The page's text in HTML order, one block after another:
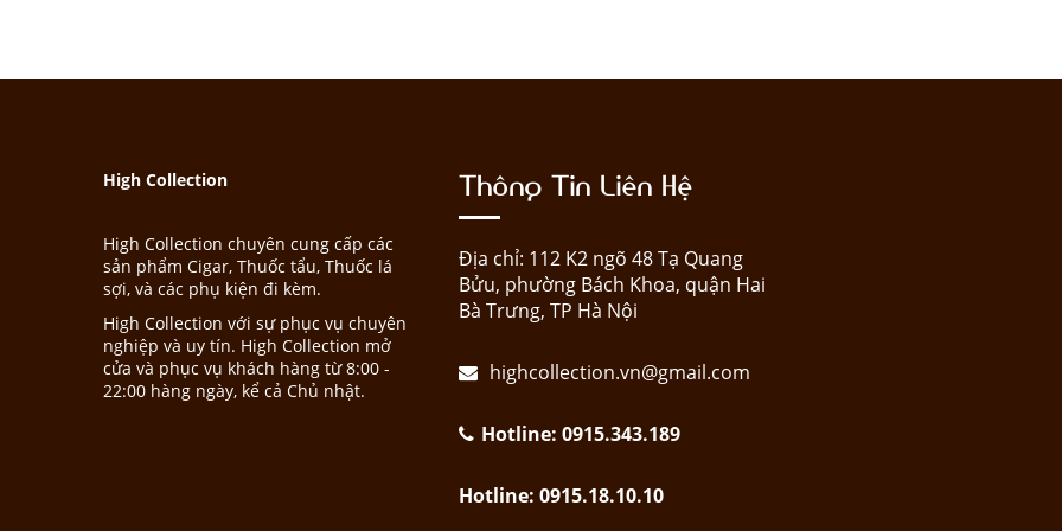
High Collection
High Collection chuyên cung cấp các
sản phẩm Cigar, Thuốc tẩu, Thuốc lá
sợi, và các phụ kiện đi kèm.
High Collection với sự phục vụ chuyên
nghiệp và uy tín. High Collection mở
cửa và phục vụ khách hàng từ 8:00 -
22:00 hàng ngày, kể cả Chủ nhật.
Thông Tin Liên Hệ
Địa chỉ: 112 K2 ngõ 48 Tạ Quang
Bửu, phường Bách Khoa, quận Hai
Bà Trưng, TP Hà Nội
highcollection.vn@gmail.com
Hotline: 0915.343.189
Hotline: 0915.18.10.10